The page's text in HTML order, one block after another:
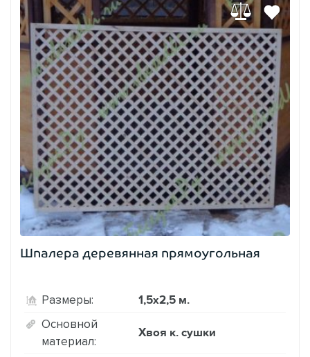
Шпалера деревянная прямоугольная
Размеры: 1,5х2,5 м.
Основной
материал:
Хвоя к. сушки